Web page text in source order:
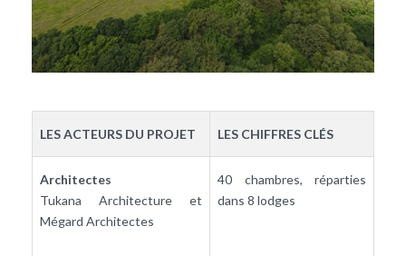
LES ACTEURS DU PROJET LES CHIFFRES CLÉS
Architectes
Tukana Architecture et
Mégard Architectes
40 chambres, réparties
dans 8 lodges